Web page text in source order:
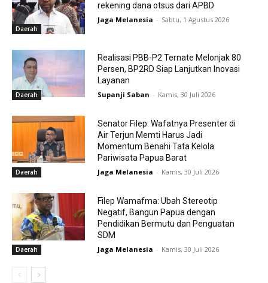
Daerah
rekening dana otsus dari APBD
Jaga Melanesia - Sabtu, 1 Agustus 2026
Daerah
Realisasi PBB-P2 Ternate Melonjak 80
Persen, BP2RD Siap Lanjutkan Inovasi
Layanan
Supanji Saban - Kamis, 30 Juli 2026
Daerah
Senator Filep: Wafatnya Presenter di
Air Terjun Memti Harus Jadi
Momentum Benahi Tata Kelola
Pariwisata Papua Barat
Jaga Melanesia - Kamis, 30 Juli 2026
Daerah
Filep Wamafma: Ubah Stereotip
Negatif, Bangun Papua dengan
Pendidikan Bermutu dan Penguatan
SDM
Jaga Melanesia - Kamis, 30 Juli 2026